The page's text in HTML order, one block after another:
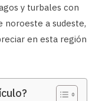
y turbales con
noroeste a sudeste,
en esta región